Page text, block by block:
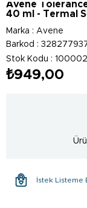
Avène
40 ml - Termal
Marka : Avene
Barkod :
Stok Kodu
₺949,00
İstek Listeme